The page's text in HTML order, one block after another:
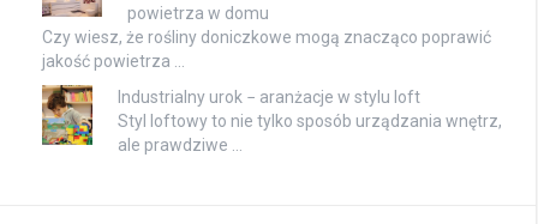
powietrza w domu
Czy wiesz, że rośliny doniczkowe mogą znacząco poprawić
jakość powietrza …
Industrialny urok − aranżacje w stylu loft
Styl loftowy to nie tylko sposób urządzania wnętrz,
ale prawdziwe …